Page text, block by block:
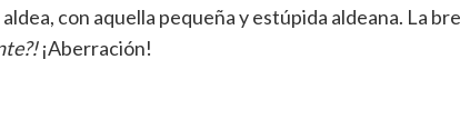
con aquella pequeña y estúpida aldeana. La
¡Aberración!